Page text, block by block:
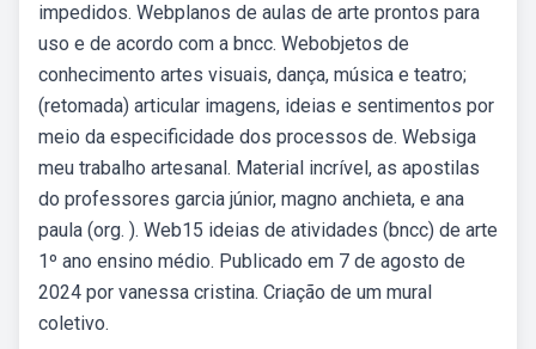
impedidos. Webplanos de aulas de arte prontos para
uso e de acordo com a bncc. Webobjetos de
conhecimento artes visuais, dança, música e teatro;
(retomada) articular imagens, ideias e sentimentos por
meio da especificidade dos processos de. Websiga
meu trabalho artesanal. Material incrível, as apostilas
do professores garcia júnior, magno anchieta, e ana
paula (org. ). Web15 ideias de atividades (bncc) de arte
1º ano ensino médio. Publicado em 7 de agosto de
2024 por vanessa cristina. Criação de um mural
coletivo.